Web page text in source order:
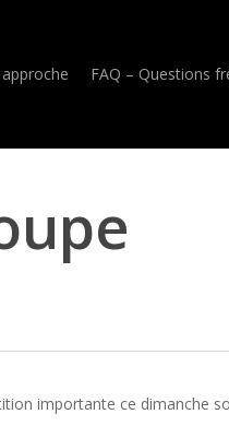
FAQ – Questions
importante ce dimanche